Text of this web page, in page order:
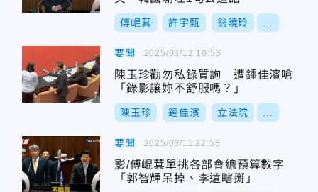
傅崐萁 許宇甄 翁曉玲
要聞
陳玉珍勸勿私錄質詢 遭鍾佳濱嗆
「錄影讓妳不舒服嗎？」
陳玉珍 鍾佳濱 立法院
2025/03/12 10:53
要聞
影/傅崐萁單挑各部會總預算數字
「郭智輝呆掉、李遠瞎掰」
2025/03/11 22:58